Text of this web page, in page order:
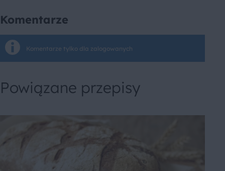
Komentarze
Komentarze tylko dla zalogowanych
Powiązane przepisy